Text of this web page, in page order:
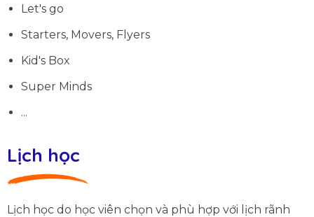
Let's go
Starters, Movers, Flyers
Kid's Box
Super Minds
...
Lịch học
Lịch học do học viên chọn và phù hợp với lịch rãnh